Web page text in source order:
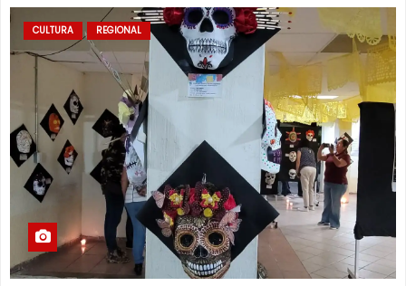
CULTURA REGIONAL